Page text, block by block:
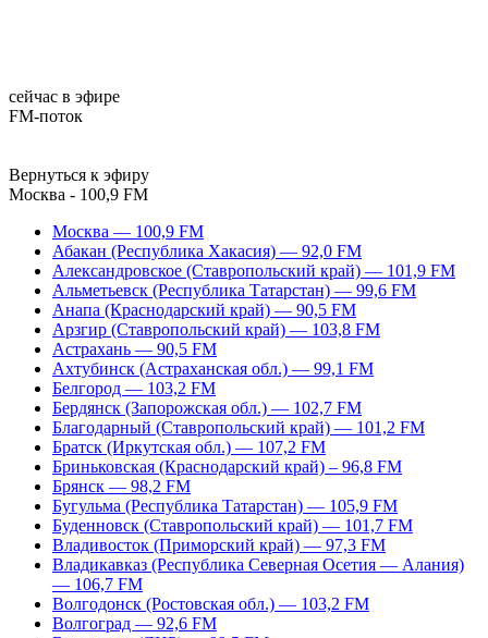
сейчас в эфире
FM-поток
Вернуться к эфиру
Москва - 100,9 FM
Москва — 100,9 FM
Абакан (Республика Хакасия) — 92,0 FM
Александровское (Ставропольский край) — 101,9 FM
Альметьевск (Республика Татарстан) — 99,6 FM
Анапа (Краснодарский край) — 90,5 FM
Арзгир (Ставропольский край) — 103,8 FM
Астрахань — 90,5 FM
Ахтубинск (Астраханская обл.) — 99,1 FM
Белгород — 103,2 FM
Бердянск (Запорожская обл.) — 102,7 FM
Благодарный (Ставропольский край) — 101,2 FM
Братск (Иркутская обл.) — 107,2 FM
Бриньковская (Краснодарский край) – 96,8 FM
Брянск — 98,2 FM
Бугульма (Республика Татарстан) — 105,9 FM
Буденновск (Ставропольский край) — 101,7 FM
Владивосток (Приморский край) — 97,3 FM
Владикавказ (Республика Северная Осетия — Алания)
— 106,7 FM
Волгодонск (Ростовская обл.) — 103,2 FM
Волгоград — 92,6 FM